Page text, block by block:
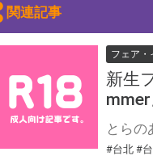
関連記事
フェア・
新生
#台北 #